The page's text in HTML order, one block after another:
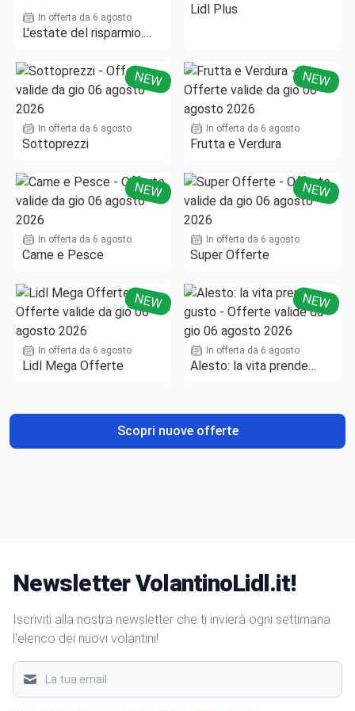
In offerta da 6 agosto
L'estate del risparmio.
Lidl Plus
NEW
In offerta da 6 agosto
Sottoprezzi
NEW
In offerta da 6 agosto
Frutta e Verdura
NEW
In offerta da 6 agosto
Carne e Pesce
NEW
In offerta da 6 agosto
Super Offerte
NEW
In offerta da 6 agosto
Lidl Mega Offerte
NEW
In offerta da 6 agosto
Alesto: la vita prende
Scopri nuove offerte
Newsletter VolantinoLidl.it!
Iscriviti alla nostra newsletter che ti invierà ogni settimana
l'elenco dei nuovi volantini!